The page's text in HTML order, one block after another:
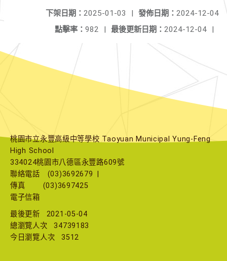
發佈日期： 2024-12-04
下架日期： 2025-01-03
|
最後更新日期： 2024-12-04 |
點擊率： 982 |
桃園市立永豐高級中等學校 Taoyuan Municipal Yung-Feng
High School
334024桃園市八德區永豐路609號
聯絡電話
(03)3692679
傳真
(03)3697425
電子信箱
最後更新
2021-05-04
總瀏覽人次
34739183
今日瀏覽人次
3512